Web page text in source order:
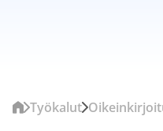
Työkalut